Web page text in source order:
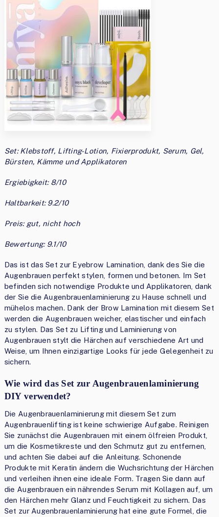
Set: Klebstoff, Lifting-Lotion, Fixierprodukt, Serum, Gel,
Bürsten, Kämme und Applikatoren
Ergiebigkeit: 8/10
Haltbarkeit: 9.2/10
Preis: gut, nicht hoch
Bewertung: 9.1/10
Das ist das Set zur Eyebrow Lamination, dank des Sie die
Augenbrauen perfekt stylen, formen und betonen. Im Set
befinden sich notwendige Produkte und Applikatoren, dank
der Sie die Augenbrauenlaminierung zu Hause schnell und
mühelos machen. Dank der Brow Lamination mit diesem Set
werden die Augenbrauen weicher, elastischer und einfach
zu stylen. Das Set zu Lifting und Laminierung von
Augenbrauen stylt die Härchen auf verschiedene Art und
Weise, um Ihnen einzigartige Looks für jede Gelegenheit zu
sichern.
Wie wird das Set zur Augenbrauenlaminierung
DIY verwendet?
Die Augenbrauenlaminierung mit diesem Set zum
Augenbrauenlifting ist keine schwierige Aufgabe. Reinigen
Sie zunächst die Augenbrauen mit einem ölfreien Produkt,
um die Kosmetikreste und den Schmutz gut zu entfernen,
und achten Sie dabei auf die Anleitung. Schonende
Produkte mit Keratin ändern die Wuchsrichtung der Härchen
und verleihen ihnen eine ideale Form. Tragen Sie dann auf
die Augenbrauen ein nährendes Serum mit Kollagen auf, um
den Härchen mehr Glanz und Feuchtigkeit zu sichern. Das
Set zur Augenbrauenlaminierung hat eine gute Formel, die